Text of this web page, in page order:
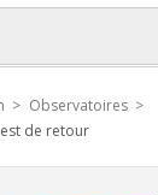
> Observatoires >
de retour